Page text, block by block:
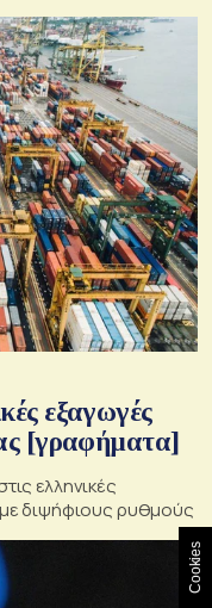
εξαγωγές
[γραφήματα]
ελληνικές
διψήφιους ρυθμούς
Cookies